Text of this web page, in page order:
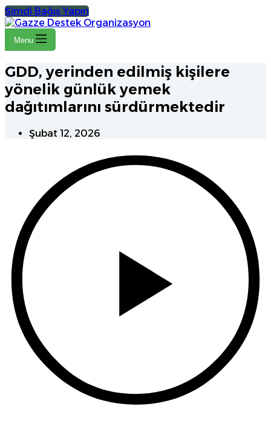
Şimdi Bağış Yapın
Menu
GDD, yerinden edilmiş kişilere
yönelik günlük yemek
dağıtımlarını sürdürmektedir
Şubat 12, 2026